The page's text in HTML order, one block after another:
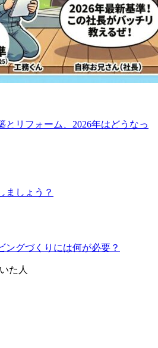
とリフォーム、2026年はどうなっ
ましょう？
ングづくりには何が必要？